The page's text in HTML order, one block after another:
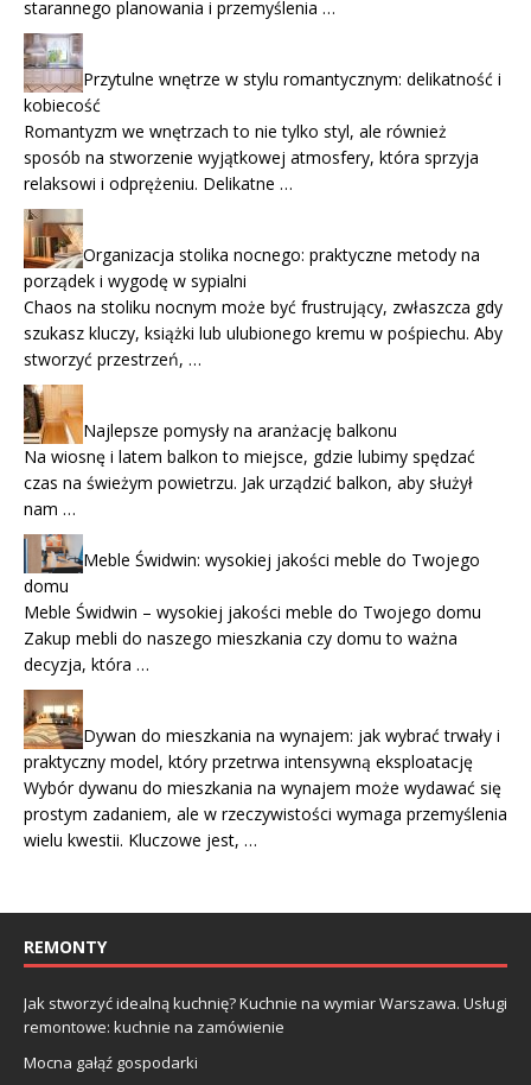
starannego planowania i przemyślenia …
Przytulne wnętrze w stylu romantycznym: delikatność i
kobiecość
Romantyzm we wnętrzach to nie tylko styl, ale również
sposób na stworzenie wyjątkowej atmosfery, która sprzyja
relaksowi i odprężeniu. Delikatne …
Organizacja stolika nocnego: praktyczne metody na
porządek i wygodę w sypialni
Chaos na stoliku nocnym może być frustrujący, zwłaszcza gdy
szukasz kluczy, książki lub ulubionego kremu w pośpiechu. Aby
stworzyć przestrzeń, …
Najlepsze pomysły na aranżację balkonu
Na wiosnę i latem balkon to miejsce, gdzie lubimy spędzać
czas na świeżym powietrzu. Jak urządzić balkon, aby służył
nam …
Meble Świdwin: wysokiej jakości meble do Twojego
domu
Meble Świdwin – wysokiej jakości meble do Twojego domu
Zakup mebli do naszego mieszkania czy domu to ważna
decyzja, która …
Dywan do mieszkania na wynajem: jak wybrać trwały i
praktyczny model, który przetrwa intensywną eksploatację
Wybór dywanu do mieszkania na wynajem może wydawać się
prostym zadaniem, ale w rzeczywistości wymaga przemyślenia
wielu kwestii. Kluczowe jest, …
REMONTY
Jak stworzyć idealną kuchnię? Kuchnie na wymiar Warszawa. Usługi
remontowe: kuchnie na zamówienie
Mocna gałąź gospodarki